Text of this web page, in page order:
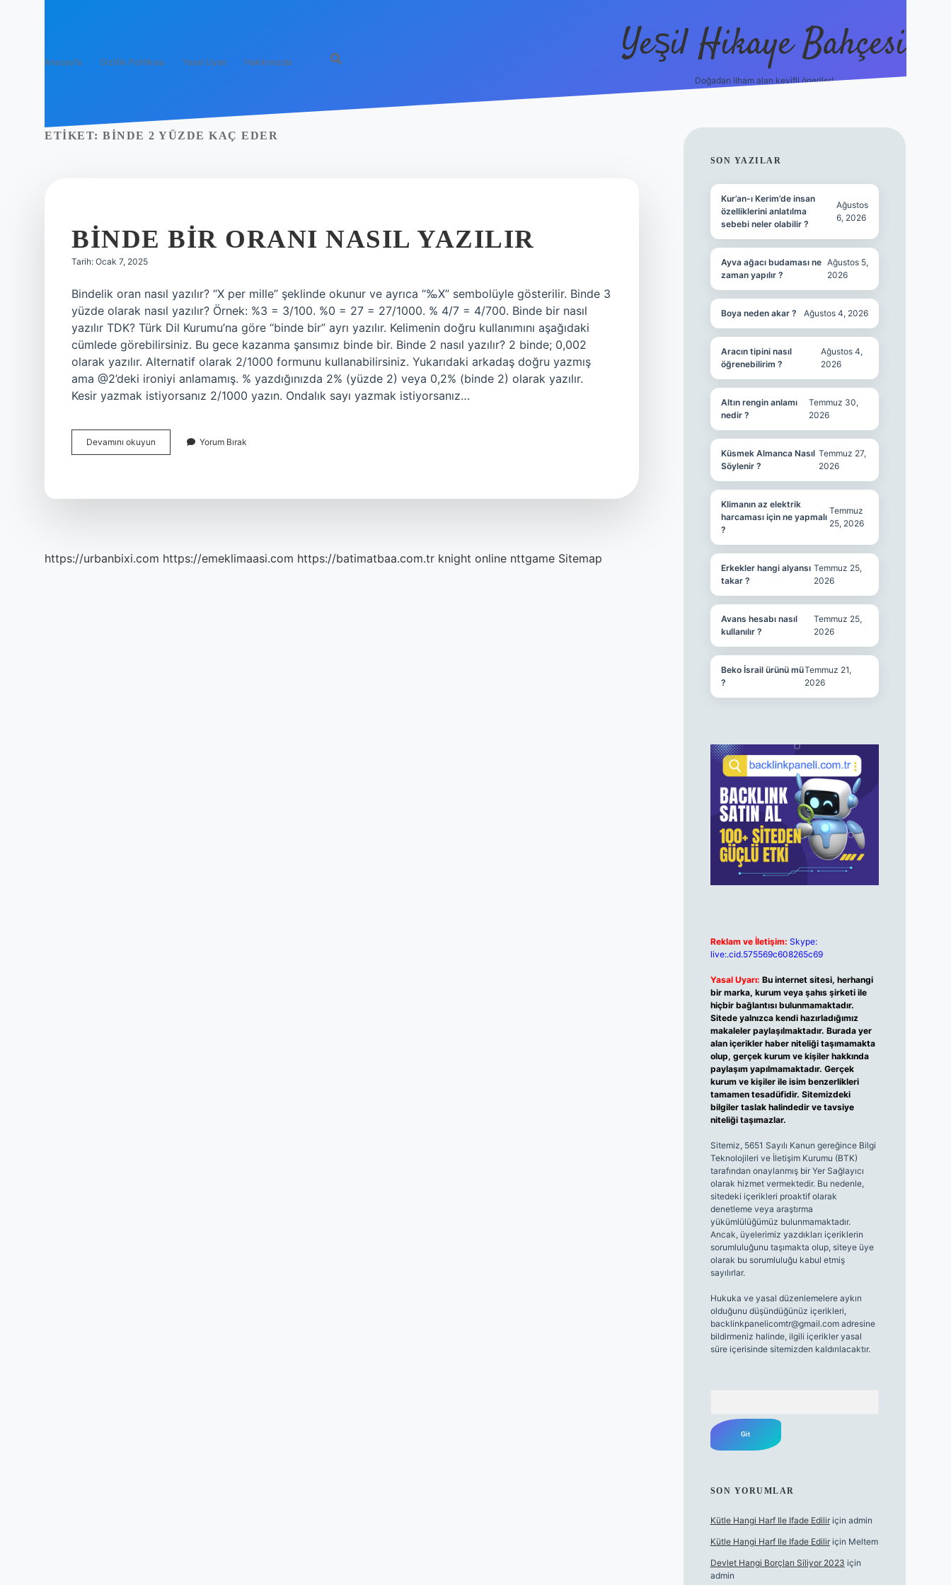
Anasayfa Gizlilik Politikası Yasal Uyarı Hakkımızda Yeşil Hikaye Bahçesi
Doğadan ilham alan keyifli öneriler!
ETIKET: BINDE 2 YÜZDE KAÇ EDER
BINDE BIR ORANI NASIL YAZILIR
Tarih: Ocak 7, 2025
Bindelik oran nasıl yazılır? “X per mille” şeklinde okunur ve ayrıca “‰X” sembolüyle gösterilir. Binde 3
yüzde olarak nasıl yazılır? Örnek: %3 = 3/100. %0 = 27 = 27/1000. % 4/7 = 4/700. Binde bir nasıl
yazılır TDK? Türk Dil Kurumu’na göre “binde bir” ayrı yazılır. Kelimenin doğru kullanımını aşağıdaki
cümlede görebilirsiniz. Bu gece kazanma şansımız binde bir. Binde 2 nasıl yazılır? 2 binde; 0,002
olarak yazılır. Alternatif olarak 2/1000 formunu kullanabilirsiniz. Yukarıdaki arkadaş doğru yazmış
ama @2’deki ironiyi anlamamış. % yazdığınızda 2% (yüzde 2) veya 0,2% (binde 2) olarak yazılır.
Kesir yazmak istiyorsanız 2/1000 yazın. Ondalık sayı yazmak istiyorsanız…
Devamını okuyun
Bir
Yorum Bırak
https://urbanbixi.com https://emeklimaasi.com https://batimatbaa.com.tr knight online nttgame Sitemap
SIDEBAR
SON YAZILAR
Kur’an-ı Kerim’de insan
özelliklerini anlatılma
sebebi neler olabilir ?
Ağustos
6, 2026
Ayva ağacı budaması ne
zaman yapılır ?
Ağustos 5,
2026
Boya neden akar ? Ağustos 4, 2026
Aracın tipini nasıl
öğrenebilirim ?
Ağustos 4,
2026
Altın rengin anlamı
nedir ?
Temmuz 30,
2026
Küsmek Almanca Nasıl
Söylenir ?
Temmuz 27,
2026
Klimanın az elektrik
harcaması için ne yapmalı
?
Temmuz
25, 2026
Erkekler hangi alyansı
takar ?
Temmuz 25,
2026
Avans hesabı nasıl
kullanılır ?
Temmuz 25,
2026
Beko İsrail ürünü mü
?
Temmuz 21,
2026
Reklam ve İletişim: Skype:
live:.cid.575569c608265c69
Yasal Uyarı: Bu internet sitesi, herhangi
bir marka, kurum veya şahıs şirketi ile
hiçbir bağlantısı bulunmamaktadır.
Sitede yalnızca kendi hazırladığımız
makaleler paylaşılmaktadır. Burada yer
alan içerikler haber niteliği taşımamakta
olup, gerçek kurum ve kişiler hakkında
paylaşım yapılmamaktadır. Gerçek
kurum ve kişiler ile isim benzerlikleri
tamamen tesadüfidir. Sitemizdeki
bilgiler taslak halindedir ve tavsiye
niteliği taşımazlar.
Sitemiz, 5651 Sayılı Kanun gereğince Bilgi
Teknolojileri ve İletişim Kurumu (BTK)
tarafından onaylanmış bir Yer Sağlayıcı
olarak hizmet vermektedir. Bu nedenle,
sitedeki içerikleri proaktif olarak
denetleme veya araştırma
yükümlülüğümüz bulunmamaktadır.
Ancak, üyelerimiz yazdıkları içeriklerin
sorumluluğunu taşımakta olup, siteye üye
olarak bu sorumluluğu kabul etmiş
sayılırlar.
Hukuka ve yasal düzenlemelere aykırı
olduğunu düşündüğünüz içerikleri,
backlinkpanelicomtr@gmail.comadresine
bildirmeniz halinde, ilgili içerikler yasal
süre içerisinde sitemizden kaldırılacaktır.
SON YORUMLAR
Kütle Hangi Harf Ile Ifade Ediliriçin admin
Kütle Hangi Harf Ile Ifade Ediliriçin Meltem
Devlet Hangi Borçları Siliyor 2023 için
admin
https://betci.co/